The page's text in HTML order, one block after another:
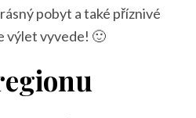
pobyt a také příznivé
výlet vyvede! 🙂